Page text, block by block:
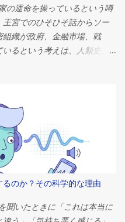
もはるかに複雑だ。これらの
宙観、経済組織、そして歴
た並外れた野心を象徴して
たのかを理解するには、古
代エジプト人は死を終わりと
の存在への移行であると信
延長線上にあると考えられ
使い、そして保護を必要と
て、その利害関係はさらに大
なる政治指導者ではなかっ
仲介者とみなされていた。
神々の元へ行き、霊界からエ
。 この信仰は、途方もない
の運命を操っているという噂
宮でのひそひそ話からソー
織が政府、金融市場、戦
るという考えは、人類史上
ありません。しかし、これ
じる理由は、政治、経済、
の集中について、はるかに
本調査では、これらの神話
れることが多い組織、これ
のか、そして今日の相互に
おいて真の影響力とはどの
結社の古代における起源 秘密
じて、数多くの組織が密室
のか？その科学的な理由
聞いたときに「これは本当に